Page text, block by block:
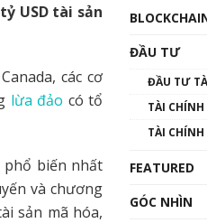
USD tài sản
các cơ
lừa đảo có tổ
phổ biến nhất
và chương
sản mã hóa,
ĐẦU TƯ
ĐẦU TƯ
TÀI
TÀI
FEATURED
GÓC NHÌN